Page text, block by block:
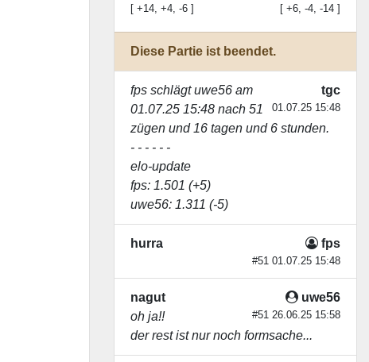
[ +14, +4, -6 ]
[ +6, -4, -14 ]
Diese Partie ist beendet.
tgc
01.07.25 15:48
fps schlägtuwe56 am
01.07.25 15:48 nach 51
zügen und 16 tagen und 6 stunden.
- - - - - -
elo-update
fps: 1.501 (+5)
uwe56: 1.311 (-5)
fps
#51 01.07.25 15:48
hurra
uwe56
#51 26.06.25 15:58
nagut
oh ja!!
der rest ist nur noch formsache...